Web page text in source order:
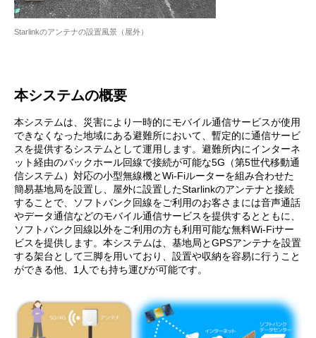
Starlinkのアンテナの設置風景（屋外）
本システムの概要
本システムは、災害により一時的にモバイル通信サービスが使用
できなくなった地域にある避難所において、暫定的に通信サービ
スを提供するシステムとして運用します。避難所内にインターネ
ット経由のバックホール回線で接続が可能な5G（第5世代移動通
信システム）対応の小型無線機とWi-Fiルーターを組み合わせた
簡易基地局を設置し、屋外に設置したStarlinkのアンテナと接続
することで、ソフトバンク回線をご利用のお客さまには音声通話
やデータ通信などのモバイル通信サービスを提供するとともに、
ソフトバンク回線以外をご利用の方も利用可能な無料Wi-Fiサー
ビスを提供します。本システムは、基地局とGPSアンテナを設置
する架台として三脚を用いており、設置や収納を容易に行うこと
ができる他、1人でも持ち運びが可能です。